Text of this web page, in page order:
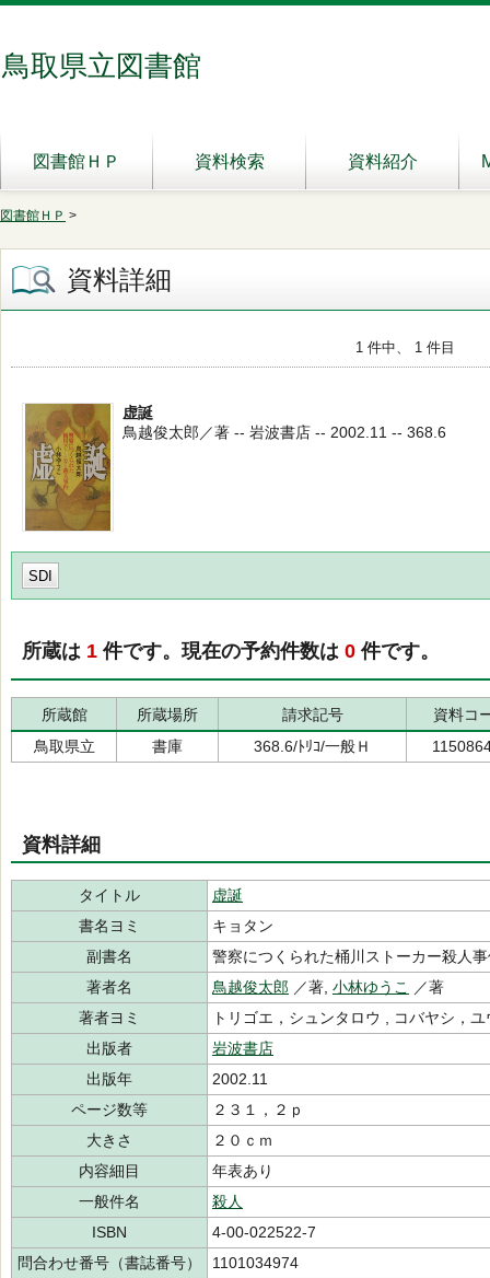
鳥取県立図書館
図書館ＨＰ 資料検索 資料紹介
図書館ＨＰ >
資料詳細
1 件中、 1 件目
虚誕
鳥越俊太郎／著 -- 岩波書店 -- 2002.11 -- 368.6
SDI
所蔵は 1 件です。現在の予約件数は 0 件です。
所蔵館 所蔵場所 請求記号
資料コ
鳥取県立
書庫 368.6/ﾄﾘｺ/一般Ｈ
資料詳細
タイトル
虚誕
書名ヨミ
キョタン
副書名
警察につくられた桶川ストーカー殺人
著者名
鳥越俊太郎 ／著, 小林ゆうこ
／著
著者ヨミ
トリゴエ，シュンタロウ , コバヤシ，
出版者
岩波書店
出版年
2002.11
ページ数等
２３１，２ｐ
大きさ
２０ｃｍ
内容細目
年表あり
一般件名
殺人
ISBN
4-00-022522-7
問合わせ番号（書誌番号）
1101034974